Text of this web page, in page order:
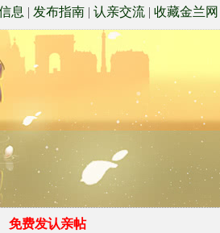
息 | 发布指南 | 认亲交流 | 收藏金兰网
免费发认亲帖